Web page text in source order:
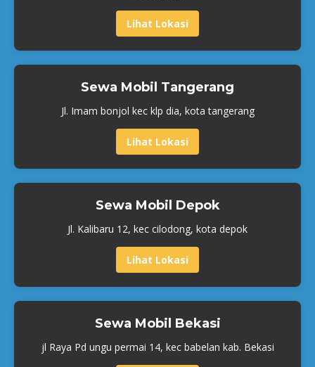
Lihat Lokasi
Sewa Mobil Tangerang
Jl. Imam bonjol kec klp dia, kota tangerang
Lihat Lokasi
Sewa Mobil Depok
Jl. Kalibaru 12, kec cilodong, kota depok
Lihat Lokasi
Sewa Mobil Bekasi
jl Raya Pd ungu permai 14, kec babelan kab. Bekasi